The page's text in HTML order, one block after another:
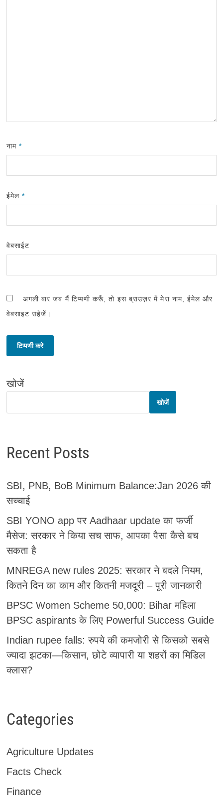
नाम*
ईमेल*
वेबसाईट
अगली बार जब मैं टिप्पणी करूँ, तो इस ब्राउज़र में मेरा नाम, ईमेल और
वेबसाइट सहेजें।
खोजें
खोजें
Recent Posts
SBI, PNB, BoB Minimum Balance:Jan 2026 की
सच्चाई
SBI YONO app पर Aadhaar update का फर्जी
मैसेज: सरकार ने किया सच साफ, आपका पैसा कैसे बच
सकता है
MNREGA new rules 2025: सरकार ने बदले नियम,
कितने दिन का काम और कितनी मजदूरी – पूरी जानकारी
BPSC Women Scheme 50,000: Bihar महिला
BPSC aspirants के लिए Powerful Success Guide
Indian rupee falls: रुपये की कमजोरी से किसको सबसे
ज्यादा झटका—किसान, छोटे व्यापारी या शहरों का मिडिल
क्लास?
Categories
Agriculture Updates
Facts Check
Finance